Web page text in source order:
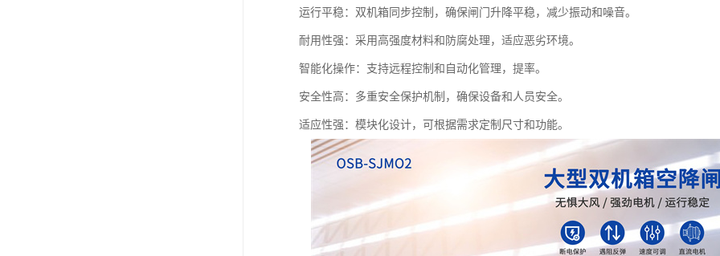
运行平稳：双机箱同步控制，确保闸门升降平稳，减少振动和噪音。
耐用性强：采用高强度材料和防腐处理，适应恶劣环境。
智能化操作：支持远程控制和自动化管理，提率。
安全性高：多重安全保护机制，确保设备和人员安全。
适应性强：模块化设计，可根据需求定制尺寸和功能。